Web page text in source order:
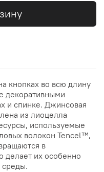
кнопках во всю длину
декоративными
и спинке. Джинсовая
из лиоцелла
используемые
волокон Tencel™,
в
делает их особенно